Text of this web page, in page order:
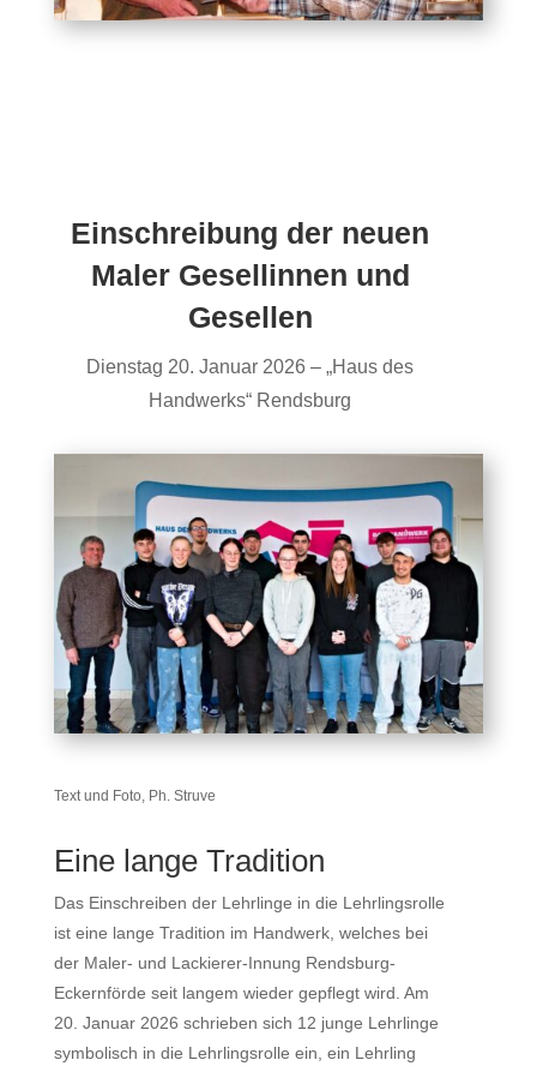
Einschreibung der neuen
Maler Gesellinnen und
Gesellen
Dienstag 20. Januar 2026 – „Haus des
Handwerks“ Rendsburg
Text und Foto, Ph. Struve
Eine lange Tradition
Das Einschreiben der Lehrlinge in die Lehrlingsrolle
ist eine lange Tradition im Handwerk, welches bei
der Maler- und Lackierer-Innung Rendsburg-
Eckernförde seit langem wieder gepflegt wird. Am
20. Januar 2026 schrieben sich 12 junge Lehrlinge
symbolisch in die Lehrlingsrolle ein, ein Lehrling